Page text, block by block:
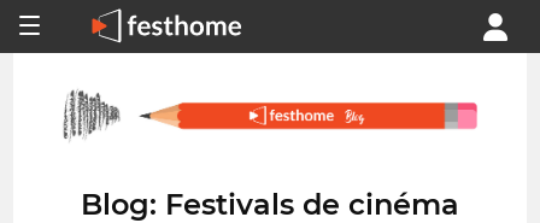
Blog: Festivals de cinéma